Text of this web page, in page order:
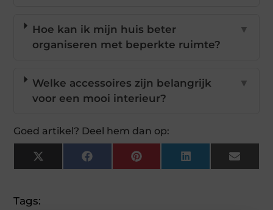
Hoe kan ik mijn huis beter
organiseren met beperkte ruimte?
▼
Welke accessoires zijn belangrijk
voor een mooi interieur?
▼
Goed artikel? Deel hem dan op:
X
(Twitter)
FacebookPinterestLinkedInEmail
Tags: